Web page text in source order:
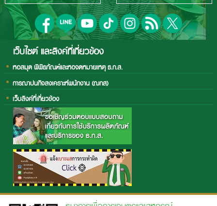
เว็บไซต์ และลิงค์ที่เกี่ยวข้อง
หอสมุด พิพิธภัณฑ์และหอจดหมายเหตุ ธ.ก.ส.
การฌาปนกิจสงเคราะห์พนักงาน (ฌกส)
เว็บลิงค์ที่เกี่ยวข้อง